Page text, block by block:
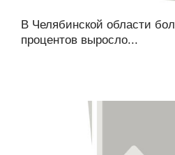
В Челябинской области
процентов выросло...